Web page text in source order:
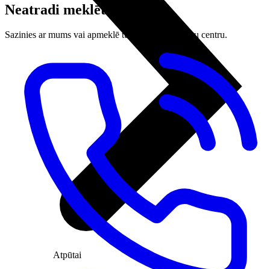
Atpūtai
Neatradi meklēto?
Sazinies ar mums vai apmeklē tuvāko LMT klientu centru.